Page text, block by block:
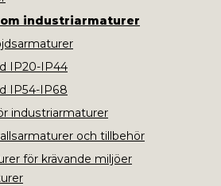
industriarmaturer
IP20-IP44
IP54-IP68
industriarmaturer
och tillbehör
för krävande miljöer